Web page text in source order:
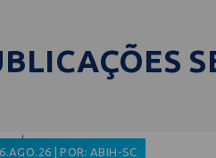
| POR: ABIH-SC